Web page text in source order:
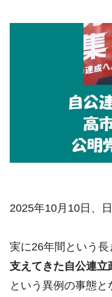
2025年10月10日、
実に26年間という長
支えてきた自公連
という異例の事態と